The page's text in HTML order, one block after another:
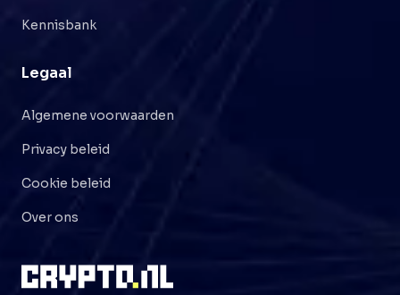
Kennisbank
Legaal
Algemene voorwaarden
Privacy beleid
Cookie beleid
Over ons